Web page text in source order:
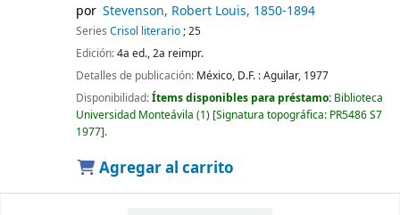
por Stevenson, Robert Louis, 1850-1894
Series Crisol literario; 25
Edición:4a ed., 2a reimpr.
Detalles de publicación: México, D.F. :Aguilar, 1977
Disponibilidad:Ítems disponibles para préstamo: Biblioteca
Universidad Monteávila (1) Signatura topográfica: PR5486 S7
1977 .
Agregar al carrito